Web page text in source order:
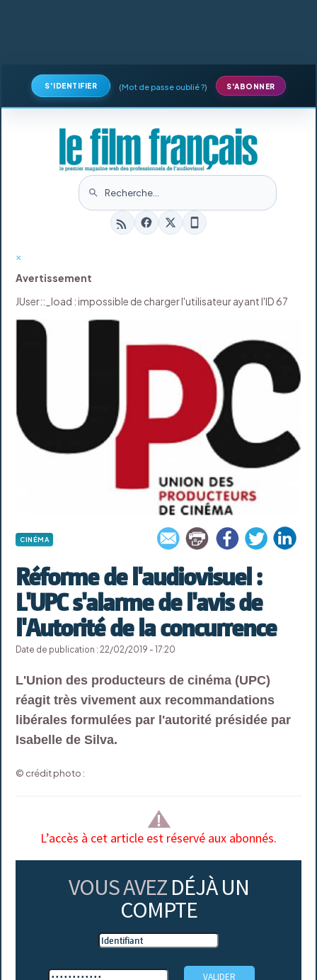
S'IDENTIFIER (Mot de passe oublié ?) S'ABONNER
×
Avertissement
JUser::_load : impossible de charger l'utilisateur ayant l'ID 67
CINÉMA
Réforme de l'audiovisuel :
L'UPC s'alarme de l'avis de
l'Autorité de la concurrence
Date de publication : 22/02/2019 - 17:20
L'Union des producteurs de cinéma (UPC)
réagit très vivement aux recommandations
libérales formulées par l'autorité présidée par
Isabelle de Silva.
© crédit photo :
L’accès à cet article est réservé aux abonnés.
VOUS AVEZ DÉJÀ UN
COMPTE